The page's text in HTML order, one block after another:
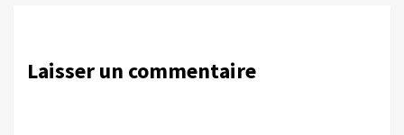
Laisser un commentaire